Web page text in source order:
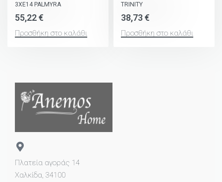
3ΧΕ14 PALMYRA
55,22€
Προσθήκη στο καλάθι
TRINITY
38,73€
Προσθήκη στο καλάθι
Πλατεία αγοράς 14
Χαλκίδα, 34100